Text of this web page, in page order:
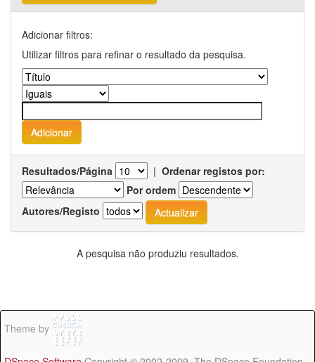
Adicionar filtros:
Utilizar filtros para refinar o resultado da pesquisa.
Resultados/Página | Ordenar registos por:
Por ordem
Autores/Registo
A pesquisa não produziu resultados.
Theme by